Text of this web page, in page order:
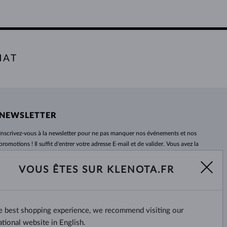
vous àla newsletter pour ne pas manquer nos événements et nos
! Il suffit d'entrer votre adresse E-mail et de valider. Vous avez la
je veux recevoir desnouvelles intéressantes par e-mail.
VOUS ÊTES SUR KLENOTA.FR
best shopping experience, we recommend visiting our
website in English.